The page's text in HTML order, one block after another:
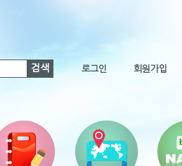
검색 로그인 회원가입